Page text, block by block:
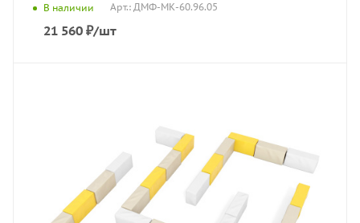
В наличии Арт.: ДМФ-МК-60.96.05
21 560 ₽/шт